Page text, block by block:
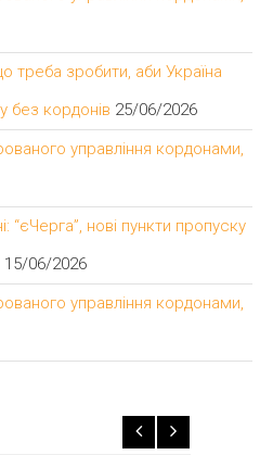
треба зробити, аби Україна
без кордонів 25/06/2026
управління кордонами,
“єЧерга”, нові пункти пропуску
15/06/2026
управління кордонами,